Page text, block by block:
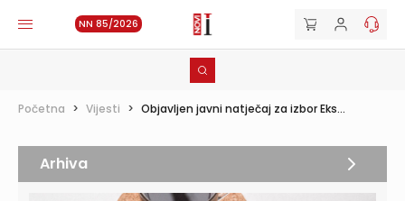
NN 85/2026
Početna > Vijesti > Objavljen javni natječaj za izbor Eks...
Arhiva